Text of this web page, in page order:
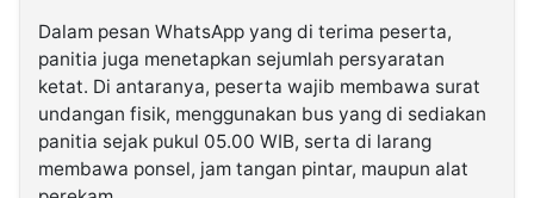
Dalam pesan WhatsApp yang di terima peserta,
panitia juga menetapkan sejumlah persyaratan
ketat. Di antaranya, peserta wajib membawa surat
undangan fisik, menggunakan bus yang di sediakan
panitia sejak pukul 05.00 WIB, serta di larang
membawa ponsel, jam tangan pintar, maupun alat